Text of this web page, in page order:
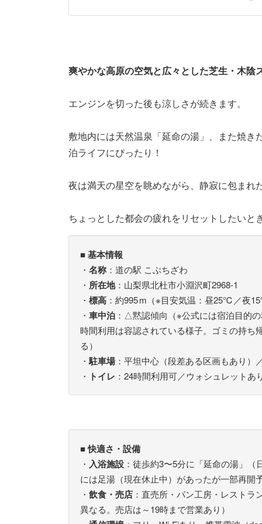
爽やかな高原の空気と広々とした芝生・木陰
エンジンを切った後も涼しさが続きます。
敷地内には天然温泉「延命の湯」、また焼
泊ライフにぴったり！
夜は満天の星空を眺めながら、静寂に包まれ
ちょっとした都会の疲れをリセットしたい
■ 基本情報
・ 名称：道の駅 こぶちざわ
・ 所在地：山梨県北杜市小淵沢町2968-1
・ 標高 ：約995 m（※目安気温：昼25℃／夜
・ 車中泊 ：△黙認傾向（※公式には宿泊目的
時間利用は容認されている様子。ゴミの持ち
る）
・ 駐車場 ：平坦中心（段差ある区画もあり
・ トイレ ：24時間利用可／ウォシュレット
■ 快適さ・設備
・ 入浴施設 ：徒歩約3〜5分に「延命の湯」
には足湯（現在休止中）があったが一部再開
・ 飲食・売店 ：直売所・パン工房・レスト
異なる。売店は～19時まで営業あり）